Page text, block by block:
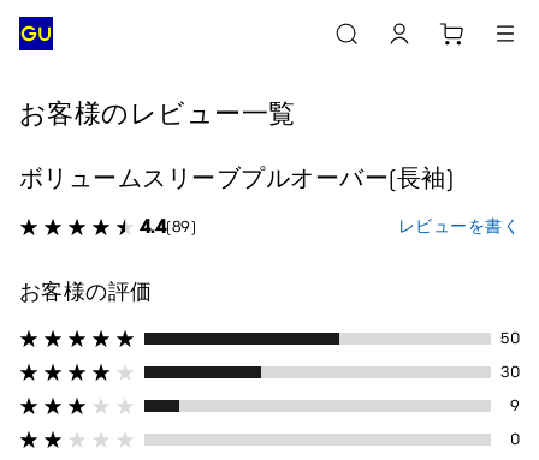
お客様のレビュー一覧
ボリュームスリーブプルオーバー(長袖)
4.4(89) レビューを書く
お客様の評価
50
30
9
0